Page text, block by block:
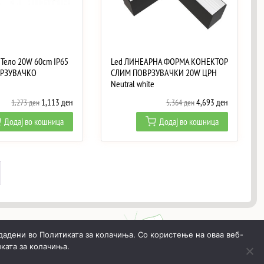
20W 60cm IP65
1,273ден Original
price
was:
1,273 ден.
1,113ден
price
is:
1,113 ден.
Додај во кошница
Led ЛИНЕАРНА ФОРМА КОНЕКТОР
СЛИМ ПОВРЗУВАЧКИ 20W ЦРН
Neutral white
5,364денOriginal
price
was:
5,364 ден.
4,693 денCurrent
price
is:
4,693 ден.
Додај во кошница
во Политиката за колачиња. Со користење на оваа веб-
за колачиња.